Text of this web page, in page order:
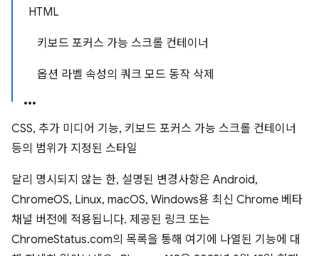
HTML
키보드 포커스 가능 스크롤 컨테이너
옵션 라벨 속성의 쿼크 모드 동작 삭제
CSS, 추가 미디어 기능, 키보드 포커스 가능 스크롤 컨테이너
등의 범위가 지정된 스타일
달리 명시되지 않는 한, 설명된 변경사항은 Android,
ChromeOS, Linux, macOS, Windows용 최신 Chrome 베타
채널 버전에 적용됩니다. 제공된 링크 또는
ChromeStatus.com의 목록을 통해 여기에 나열된 기능에 대